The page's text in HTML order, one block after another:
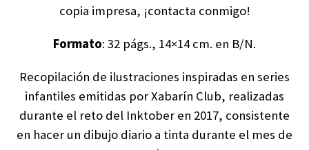
copia impresa, ¡contacta conmigo!
Formato: 32 págs., 14×14 cm. en B/N.
Recopilación de ilustraciones inspiradas en series
infantiles emitidas por Xabarín Club, realizadas
durante el reto del Inktober en 2017, consistente
en hacer un dibujo diario a tinta durante el mes de